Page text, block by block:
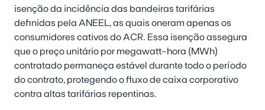
isenção da incidência das bandeiras tarifárias
definidas pela ANEEL, as quais oneram apenas os
consumidores cativos do ACR. Essa isenção assegura
que o preço unitário por megawatt-hora (MWh)
contratado permaneça estável durante todo o período
do contrato, protegendo o fluxo de caixa corporativo
contra altas tarifárias repentinas.